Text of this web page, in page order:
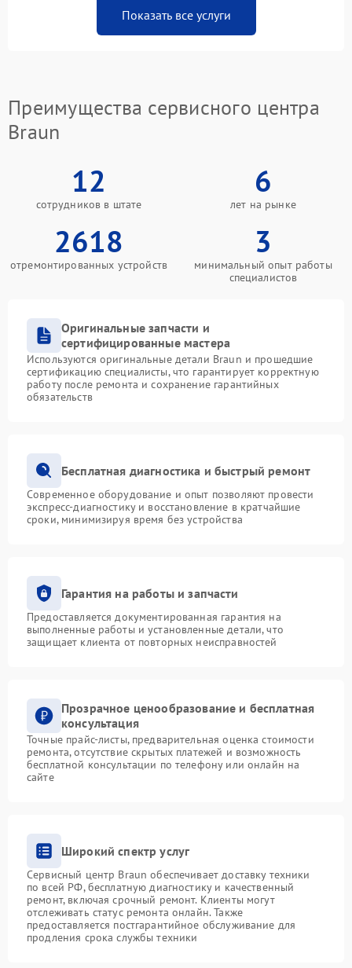
Показать все услуги
Преимущества сервисного центра
Braun
12
сотрудников в штате
6
лет на рынке
2618
отремонтированных устройств
3
минимальный опыт работы
специалистов
Оригинальные запчасти и
сертифицированные мастера
Используются оригинальные детали Braun и прошедшие
сертификацию специалисты, что гарантирует корректную
работу после ремонта и сохранение гарантийных
обязательств
Бесплатная диагностика и быстрый ремонт
Современное оборудование и опыт позволяют провести
экспресс-диагностику и восстановление в кратчайшие
сроки, минимизируя время без устройства
Гарантия на работы и запчасти
Предоставляется документированная гарантия на
выполненные работы и установленные детали, что
защищает клиента от повторных неисправностей
Прозрачное ценообразование и бесплатная
консультация
Точные прайс-листы, предварительная оценка стоимости
ремонта, отсутствие скрытых платежей и возможность
бесплатной консультации по телефону или онлайн на
сайте
Широкий спектр услуг
Сервисный центр Braun обеспечивает доставку техники
по всей РФ, бесплатную диагностику и качественный
ремонт, включая срочный ремонт. Клиенты могут
отслеживать статус ремонта онлайн. Также
предоставляется постгарантийное обслуживание для
продления срока службы техники